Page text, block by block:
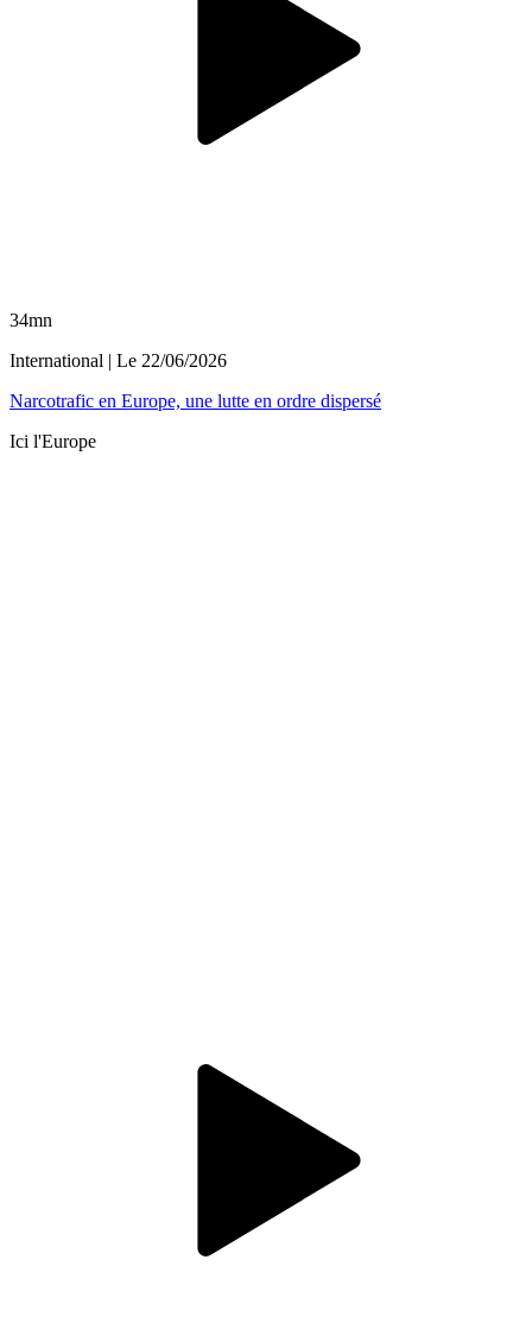
34mn
International | Le 22/06/2026
Narcotrafic en Europe, une lutte en ordre dispersé
Ici l'Europe